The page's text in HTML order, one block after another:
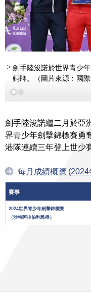
劍手陸浚諾於世界青少
銅牌。（圖片來源﹕國
劍手陸浚諾繼二月於亞
界青少年劍擊錦標賽勇
港隊連續三年登上世少
每月成績概覽 (2024
賽事
2024世界青少年劍擊錦標賽
（沙特阿拉伯利雅得）